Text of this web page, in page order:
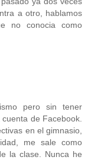
a otro, hablamos
no conocia como
pero sin tener
de Facebook.
en el gimnasio,
me sale como
la clase. Nunca he